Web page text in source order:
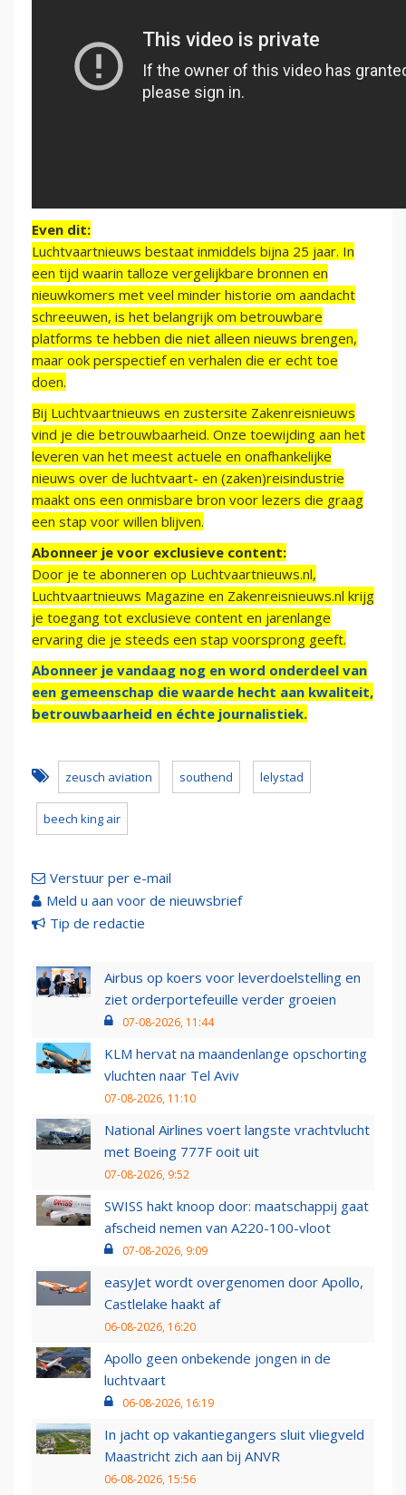
Even dit:
Luchtvaartnieuws bestaat inmiddels bijna 25 jaar. In
een tijd waarin talloze vergelijkbare bronnen en
nieuwkomers met veel minder historie om aandacht
schreeuwen, is het belangrijk om betrouwbare
platforms te hebben die niet alleen nieuws brengen,
maar ook perspectief en verhalen die er echt toe
doen.
Bij Luchtvaartnieuws en zustersite Zakenreisnieuws
vind je die betrouwbaarheid. Onze toewijding aan het
leveren van het meest actuele en onafhankelijke
nieuws over de luchtvaart- en (zaken)reisindustrie
maakt ons een onmisbare bron voor lezers die graag
een stap voor willen blijven.
Abonneer je voor exclusieve content:
Door je te abonneren op Luchtvaartnieuws.nl,
Luchtvaartnieuws Magazine en Zakenreisnieuws.nl krijg
je toegang tot exclusieve content en jarenlange
ervaring die je steeds een stap voorsprong geeft.
Abonneer je vandaag nog en word onderdeel van
een gemeenschap die waarde hecht aan kwaliteit,
betrouwbaarheid en échte journalistiek.
zeusch aviation southend lelystad
beech king air
Verstuur per e-mail
Meld u aan voor de nieuwsbrief
Tip de redactie
Airbus op koers voor leverdoelstelling en
ziet orderportefeuille verder groeien
07-08-2026, 11:44
KLM hervat na maandenlange opschorting
vluchten naar Tel Aviv
07-08-2026, 11:10
National Airlines voert langste vrachtvlucht
met Boeing 777F ooit uit
07-08-2026, 9:52
SWISS hakt knoop door: maatschappij gaat
afscheid nemen van A220-100-vloot
07-08-2026, 9:09
easyJet wordt overgenomen door Apollo,
Castlelake haakt af
06-08-2026, 16:20
Apollo geen onbekende jongen in de
luchtvaart
06-08-2026, 16:19
In jacht op vakantiegangers sluit vliegveld
Maastricht zich aan bij ANVR
06-08-2026, 15:56